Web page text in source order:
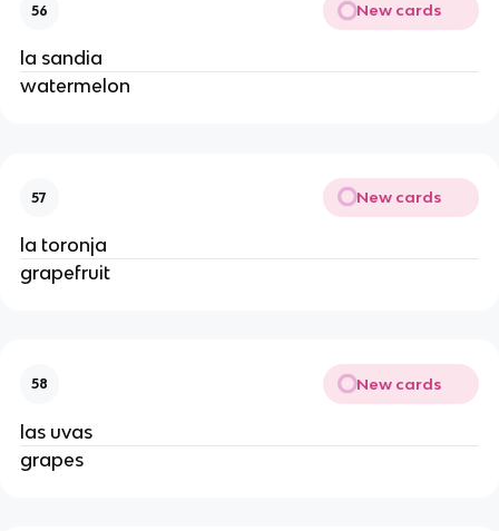
56 New cards
la sandia
watermelon
57 New cards
la toronja
grapefruit
58 New cards
las uvas
grapes